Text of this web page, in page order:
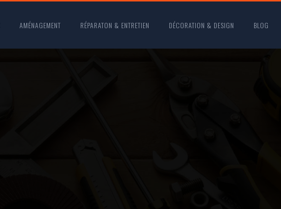
AMÉNAGEMENT RÉPARATON & ENTRETIEN DÉCORATION & DESIGN BLOG